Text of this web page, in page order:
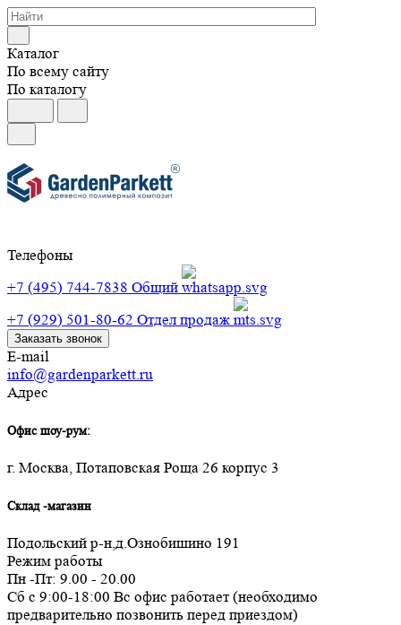
Каталог
По всему сайту
По каталогу
Телефоны
+7 (495) 744-7838 Общий
+7 (929) 501-80-62 Отдел продаж
Заказать звонок
E-mail
info@gardenparkett.ru
Адрес
Офис шоу-рум:
г. Москва, Потаповская Роща 26 корпус 3
Склад -магазин
Подольский р-н,д.Ознобишино 191
Режим работы
Пн -Пт: 9.00 - 20.00
Сб с 9:00-18:00 Вс офис работает (необходимо
предварительно позвонить перед приездом)